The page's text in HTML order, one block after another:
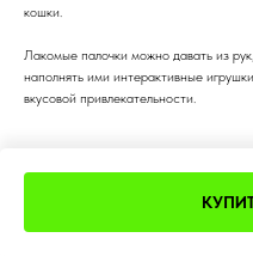
кошки.
Лакомые палочки можно давать из
наполнять ими интерактивные
вкусовой привлекательности.